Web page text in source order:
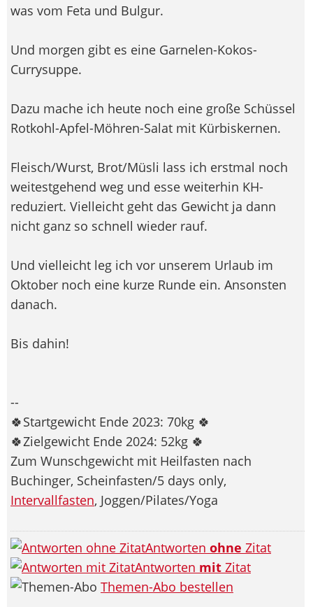
was vom Feta und Bulgur.
Und morgen gibt es eine Garnelen-Kokos-
Currysuppe.
Dazu mache ich heute noch eine große Schüssel
Rotkohl-Apfel-Möhren-Salat mit Kürbiskernen.
Fleisch/Wurst, Brot/Müsli lass ich erstmal noch
weitestgehend weg und esse weiterhin KH-
reduziert. Vielleicht geht das Gewicht ja dann
nicht ganz so schnell wieder rauf.
Und vielleicht leg ich vor unserem Urlaub im
Oktober noch eine kurze Runde ein. Ansonsten
danach.
Bis dahin!
--
🍀Startgewicht Ende 2023: 70kg 🍀
🍀Zielgewicht Ende 2024: 52kg 🍀
Zum Wunschgewicht mit Heilfasten nach
Buchinger, Scheinfasten/5 days only,
Intervallfasten, Joggen/Pilates/Yoga
Antworten ohne Zitat
Antworten mit Zitat
Themen-Abo bestellen